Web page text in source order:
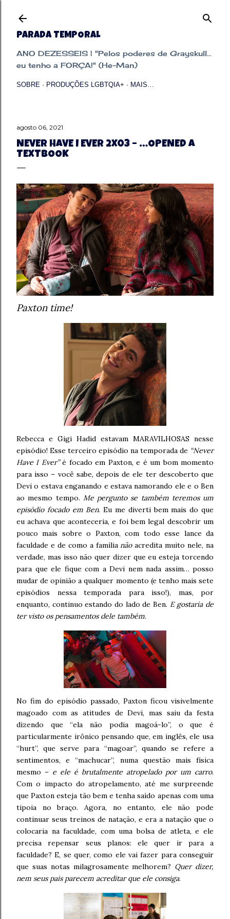
PARADA TEMPORAL
ANO DEZESSEIS | "Pelos poderes de Grayskull...
eu tenho a FORÇA!" (He-Man)
SOBRE PRODUÇÕES LGBTQIA+ MAIS…
agosto 06, 2021
NEVER HAVE I EVER 2X03 – …OPENED A
TEXTBOOK
Paxton time!
Rebecca e Gigi Hadid estavam MARAVILHOSAS nesse
episódio! Esse terceiro episódio na temporada de “Never
Have I Ever”é focado em Paxton, e é um bom momento
para isso – você sabe, depois de ele ter descoberto que
Devi o estava enganando e estava namorando ele e o Ben
ao mesmo tempo. Me pergunto se também teremos um
episódio focado em Ben. Eu me diverti bem mais do que
eu achava que aconteceria, e foi bem legal descobrir um
pouco mais sobre o Paxton, com todo esse lance da
faculdade e de como a famílianãoacredita muito nele, na
verdade, mas isso não quer dizer que eu esteja torcendo
para que ele fique com a Devi nem nada assim… posso
mudar de opinião a qualquer momento (e tenho mais sete
episódios nessa temporada para isso!), mas, por
enquanto, continuo estando do lado de Ben. E gostaria de
ter visto os pensamentos dele também.
No fim do episódio passado, Paxton ficou visivelmente
magoado com as atitudes de Devi, mas saiu da festa
dizendo que “ela não podia magoá-lo”, o que é
particularmente irônico pensando que, em inglês, ele usa
“hurt”, que serve para “magoar”, quando se refere a
sentimentos, e “machucar”, numa questão mais física
mesmo – e ele é brutalmente atropelado por um carro.
Com o impacto do atropelamento, até me surpreende
que Paxton esteja tão bem e tenha saído apenas com uma
tipoia no braço. Agora, no entanto, ele não pode
continuar seus treinos de natação, e era a natação que o
colocaria na faculdade, com uma bolsa de atleta, e ele
precisa repensar seus planos: ele quer ir para a
faculdade? E, se quer, como ele vai fazer para conseguir
que suas notas milagrosamente melhorem? Quer dizer,
nem seus pais parecem acreditar que ele consiga.